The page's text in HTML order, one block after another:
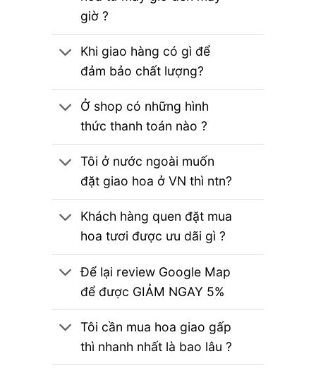
giờ ?
Khi giao hàng có gì để
đảm bảo chất lượng?
Ở shop có những hình
thức thanh toán nào ?
Tôi ở nước ngoài muốn
đặt giao hoa ở VN thì ntn?
Khách hàng quen đặt mua
hoa tươi được ưu dãi gì ?
Để lại review Google Map
để được GIẢM NGAY 5%
Tôi cần mua hoa giao gấp
thì nhanh nhất là bao lâu ?